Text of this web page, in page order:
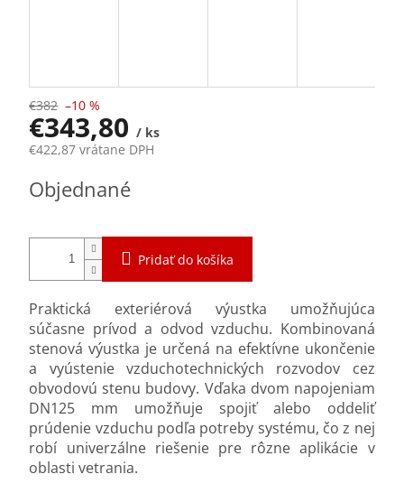
€382 –10 %
€343,80/ ks
€422,87 vrátane DPH
cena:
Objednané
Pridať do košíka
Praktická exteriérová výustka umožňujúca
súčasne prívod a odvod vzduchu. Kombinovaná
stenová výustka je určená na efektívne ukončenie
a vyústenie vzduchotechnických rozvodov cez
obvodovú stenu budovy. Vďaka dvom napojeniam
DN125 mm umožňuje spojiť alebo oddeliť
prúdenie vzduchu podľa potreby systému, čo z nej
robí univerzálne riešenie pre rôzne aplikácie v
oblasti vetrania.